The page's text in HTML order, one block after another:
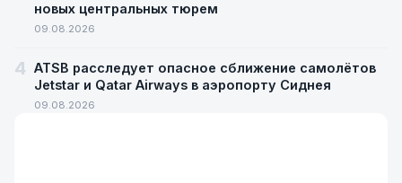
новых центральных тюрем
09.08.2026
4 ATSB расследует опасное сближение самолётов
Jetstar и Qatar Airways в аэропорту Сиднея
09.08.2026